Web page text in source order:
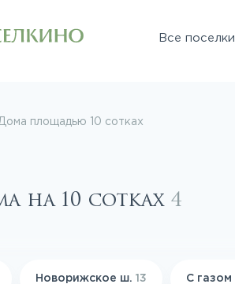
Все поселки
площадью 10 сотках
на 10 сотках 4
Новорижское ш. 13 С газом